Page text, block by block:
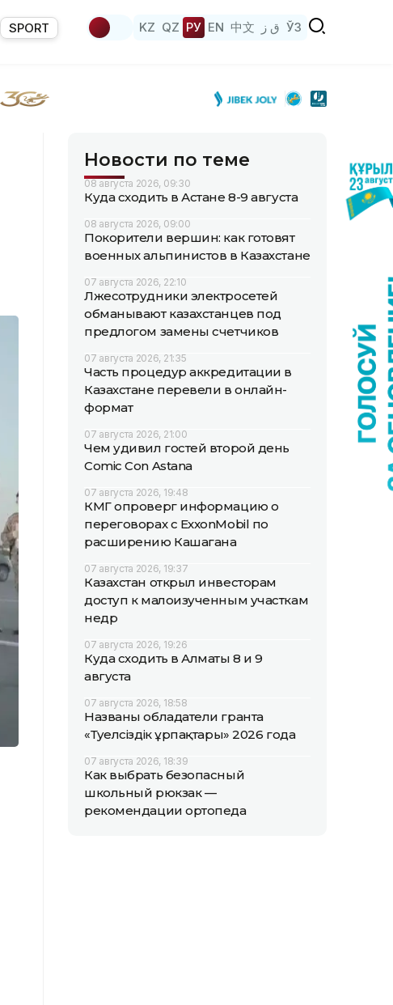
SPORT KZ QZ РУ EN 中文 ق ز ЎЗ
Новости по теме
08 августа 2026, 09:30
Куда сходить в Астане 8-9 августа
08 августа 2026, 09:00
Покорители вершин: как готовят
военных альпинистов в Казахстане
07 августа 2026, 22:10
Лжесотрудники электросетей
обманывают казахстанцев под
предлогом замены счетчиков
07 августа 2026, 21:35
Часть процедур аккредитации в
Казахстане перевели в онлайн-
формат
07 августа 2026, 21:00
Чем удивил гостей второй день
Comic Con Astana
07 августа 2026, 19:48
КМГ опроверг информацию о
переговорах с ExxonMobil по
расширению Кашагана
07 августа 2026, 19:37
Казахстан открыл инвесторам
доступ к малоизученным участкам
недр
07 августа 2026, 19:26
Куда сходить в Алматы 8 и 9
августа
07 августа 2026, 18:58
Названы обладатели гранта
«Тәуелсіздік ұрпақтары» 2026 года
07 августа 2026, 18:39
Как выбрать безопасный
школьный рюкзак —
рекомендации ортопеда